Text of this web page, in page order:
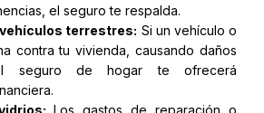
el seguro te respalda.
terrestres: Si un vehículo o
contra tu vivienda, causando daños
seguro de hogar te ofrecerá